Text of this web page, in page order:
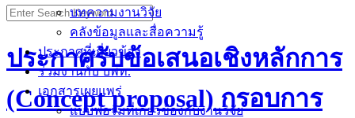
บทความงานวิจัย
คลังข้อมูลและสื่อความรู้
ประกาศที่เกี่ยวข้อง
ร่วมงานกับ บพท.
เอกสารเผยแพร่
แบบฟอร์มที่เกี่ยวข้องกับงานวิจัย
ประกาศรับข้อเสนอเชิงหลักการ
(Concept proposal) กรอบการ